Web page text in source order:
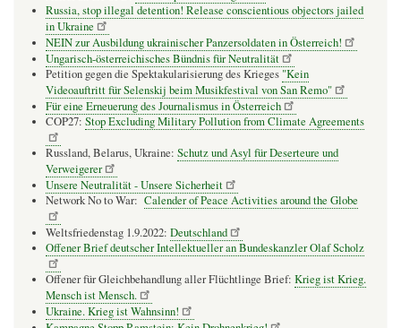
Russia, stop illegal detention! Release conscientious objectors jailed
in Ukraine
NEIN zur Ausbildung ukrainischer Panzersoldaten in Österreich!
Ungarisch-österreichisches Bündnis für Neutralität
Petition gegen die Spektakularisierung des Krieges "Kein
Videoauftritt für Selenskij beim Musikfestival von San Remo"
Für eine Erneuerung des Journalismus in Österreich
COP27: Stop Excluding Military Pollution from Climate Agreements
Russland, Belarus, Ukraine: Schutz und Asyl für Deserteure und
Verweigerer
Unsere Neutralität - Unsere Sicherheit
Network No to War: Calender of Peace Activities around the Globe
Weltsfriedenstag 1.9.2022: Deutschland
Offener Brief deutscher Intellektueller an Bundeskanzler Olaf Scholz
Offener für Gleichbehandlung aller Flüchtlinge Brief: Krieg ist Krieg.
Mensch ist Mensch.
Ukraine. Krieg ist Wahnsinn!